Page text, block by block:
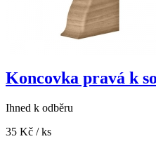
Koncovka pravá k
Ihned k odběru
35 Kč / ks